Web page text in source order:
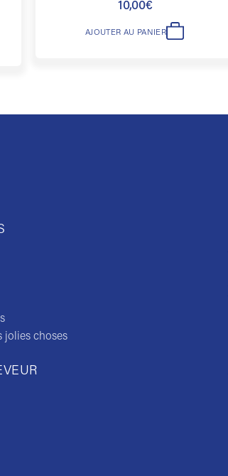
10,00€
AJOUTER AU PANIER
jolies choses